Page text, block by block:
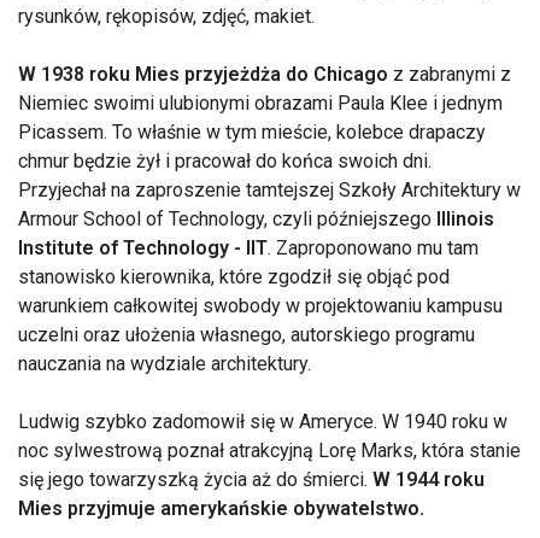
rysunków, rękopisów, zdjęć, makiet.
W 1938 roku Mies przyjeżdża do Chicago z zabranymi z
Niemiec swoimi ulubionymi obrazami Paula Klee i jednym
Picassem. To właśnie w tym mieście, kolebce drapaczy
chmur będzie żył i pracował do końca swoich dni.
Przyjechał na zaproszenie tamtejszej Szkoły Architektury w
Armour School of Technology, czyli późniejszego Illinois
Institute of Technology - IIT. Zaproponowano mu tam
stanowisko kierownika, które zgodził się objąć pod
warunkiem całkowitej swobody w projektowaniu kampusu
uczelni oraz ułożenia własnego, autorskiego programu
nauczania na wydziale architektury.
Ludwig szybko zadomowił się w Ameryce. W 1940 roku w
noc sylwestrową poznał atrakcyjną Lorę Marks, która stanie
się jego towarzyszką życia aż do śmierci. W 1944 roku
Mies przyjmuje amerykańskie obywatelstwo.